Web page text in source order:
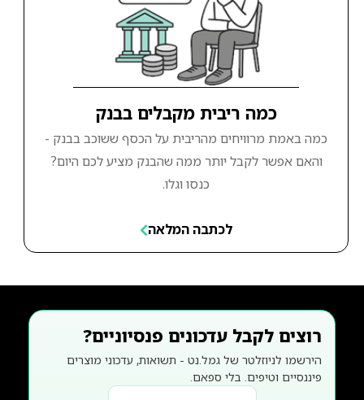
כמה ריבית מקבלים בבנק
כמה באמת מרוויחים מהריבית על הכסף ששוכב בבנק -
והאם אפשר לקבל יותר ממה שהבנק מציע לכם היום?
כנסו וגלו.
לכתבה המלאה
רוצים לקבל עדכונים פנסיוניים?
הירשמו לניוזלטר של גמל.נט - תשואות, עדכוני מוצרים
פיננסיים וטיפים. בלי ספאם.